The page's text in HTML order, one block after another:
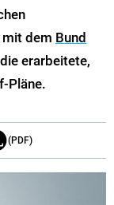
mit dem Bund
erarbeitete,
Pläne.
(PDF)